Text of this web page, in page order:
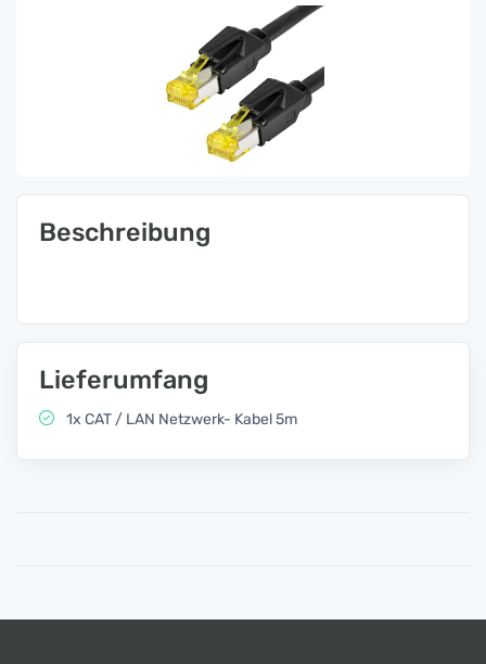
Beschreibung
Lieferumfang
1x CAT / LAN Netzwerk- Kabel 5m